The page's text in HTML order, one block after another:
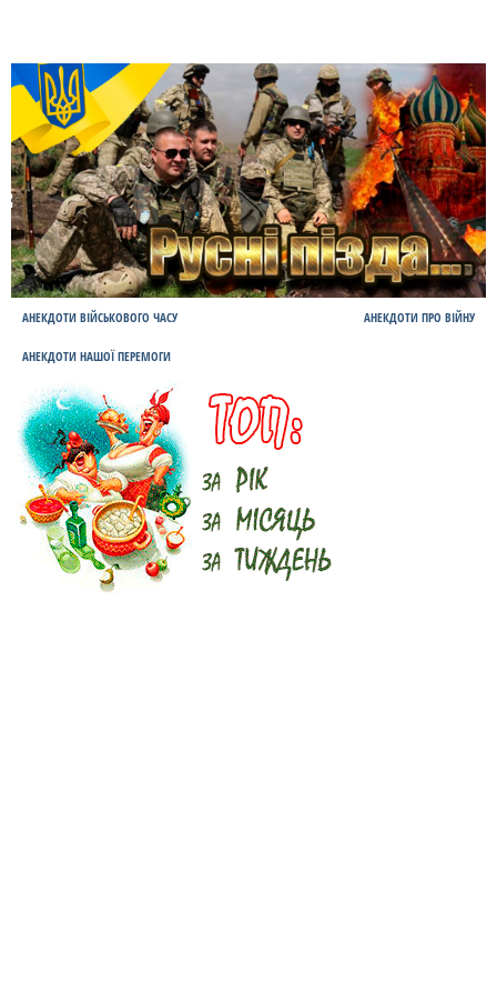
АНЕКДОТИ ВІЙСЬКОВОГО ЧАСУ АНЕКДОТИ ПРО ВІЙНУ
АНЕКДОТИ НАШОЇ ПЕРЕМОГИ